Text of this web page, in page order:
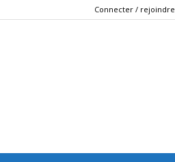
Connecter / rejoindre